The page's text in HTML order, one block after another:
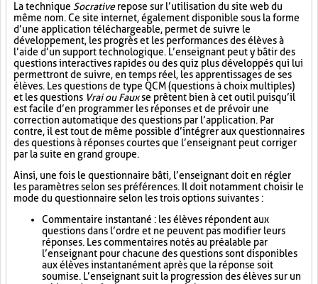
La technique Socrativerepose sur l’utilisation du site web du
même nom. Ce site internet, également disponible sous la forme
d’une application téléchargeable, permet de suivre le
développement, les progrès et les performances des élèves à
l’aide d’un support technologique. L’enseignant peut y bâtir des
questions interactives rapides ou des quiz plus développés qui lui
permettront de suivre, en temps réel, les apprentissages de ses
élèves. Les questions de type QCM (questions à choix multiples)
et les questions Vrai ou Fauxse prêtent bien à cet outil puisqu’il
est facile d’en programmer les réponses et de prévoir une
correction automatique des questions par l’application. Par
contre, il est tout de même possible d’intégrer aux questionnaires
des questions à réponses courtes que l’enseignant peut corriger
par la suite en grand groupe.
Ainsi, une fois le questionnaire bâti, l’enseignant doit en régler
les paramètres selon ses préférences. Il doit notamment choisir le
mode du questionnaire selon les trois options suivantes :
Commentaire instantané : les élèves répondent aux
questions dans l’ordre et ne peuvent pas modifier leurs
réponses. Les commentaires notés au préalable par
l’enseignant pour chacune des questions sont disponibles
aux élèves instantanément après que la réponse soit
soumise. L’enseignant suit la progression des élèves sur un